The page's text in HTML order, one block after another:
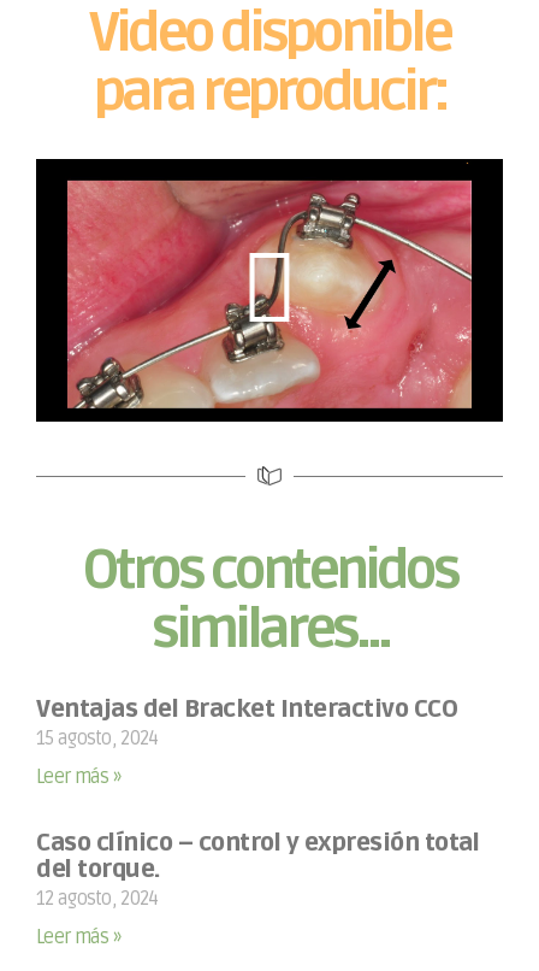
Video disponible
para reproducir:
Otros contenidos
similares...
Ventajas del Bracket Interactivo CCO
15 agosto, 2024
Leer más »
Caso clínico – control y expresión total
del torque.
12 agosto, 2024
Leer más »